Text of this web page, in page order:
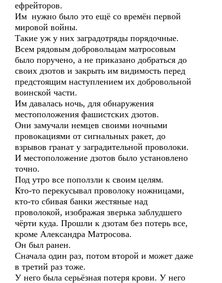
ефрейторов.
Им нужно было это ещё со времён первой
мировой войны.
Такие уж у них заградотряды порядочные.
Всем рядовым добровольцам матросовым
было поручено, а не приказано добраться до
своих дзотов и закрыть им видимость перед
предстоящим наступлением их добровольной
воинской части.
Им давалась ночь, для обнаружения
местоположения фашистских дзотов.
Они замучали немцев своими ночными
провокациями от сигнальных ракет, до
взрывов гранат у заградительной проволоки.
И местоположение дзотов было установлено
точно.
Под утро все поползли к своим целям.
Кто-то перекусывал проволоку ножницами,
кто-то сбивая банки жестяные над
проволокой, изображая зверька заблудшего
чёрти куда. Прошли к дзотам без потерь все,
кроме Александра Матросова.
Он был ранен.
Сначала один раз, потом второй и может даже
в третий раз тоже.
У него была серьёзная потеря крови. У него